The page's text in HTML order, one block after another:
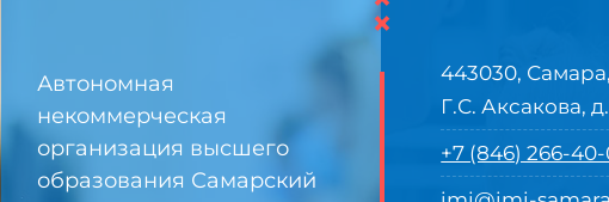
Автономная
некоммерческая
организация высшего
образования Самарский
×
443030,
Г.С. Аксакова, д.
+7 (846) 266-